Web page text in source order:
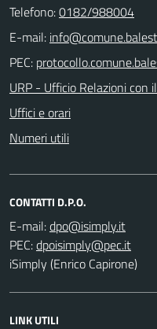
Telefono:0182/988004
E-mail:
PEC:
URP - Ufficio Relazioni con
Uffici e orari
Numeri utili
CONTATTI D.P.O.
E-mail:
PEC:
iSimply (Enrico Capirone)
LINK UTILI